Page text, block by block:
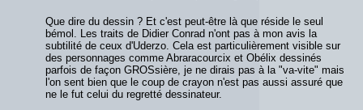
Que dire du dessin ? Et c'est peut-être là que réside le seul
bémol. Les traits de Didier Conrad n'ont pas à mon avis la
subtilité de ceux d'Uderzo. Cela est particulièrement visible sur
des personnages comme Abraracourcix et Obélix dessinés
parfois de façon GROSsière, je ne dirais pas à la "va-vite" mais
l'on sent bien que le coup de crayon n'est pas aussi assuré que
ne le fut celui du regretté dessinateur.